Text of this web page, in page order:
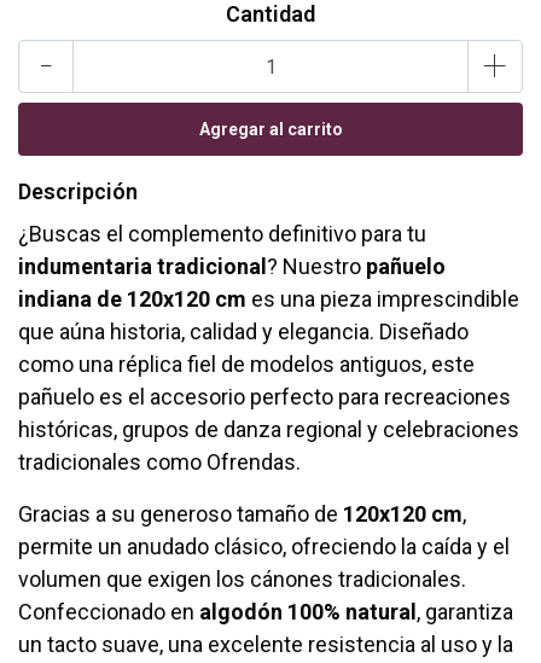
Cantidad
- +
Descripción
¿Buscas el complemento definitivo para tu
indumentaria tradicional ? Nuestro pañuelo
indiana de 120x120 cm es una pieza imprescindible
que aúna historia, calidad y elegancia. Diseñado
como una réplica fiel de modelos antiguos, este
pañuelo es el accesorio perfecto para recreaciones
históricas, grupos de danza regional y celebraciones
tradicionales como Ofrendas.
Gracias a su generoso tamaño de 120x120 cm,
permite un anudado clásico, ofreciendo la caída y el
volumen que exigen los cánones tradicionales.
Confeccionado en algodón 100% natural , garantiza
un tacto suave, una excelente resistencia al uso y la